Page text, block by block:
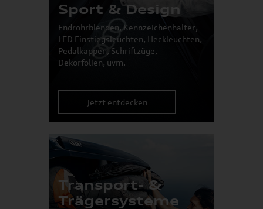
Sport & Design
Endrohrblenden, Kennzeichenhalter,
LED Einstiegsleuchten, Heckleuchten,
Pedalkappen, Schriftzüge,
Dekorfolien, uvm.
Jetzt entdecken
Transport- &
Trägersysteme